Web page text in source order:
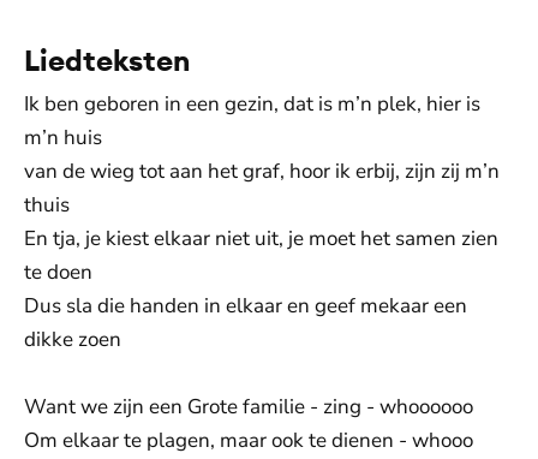
Liedteksten
Ik ben geboren in een gezin, dat is m’n plek, hier is
m’n huis
van de wieg tot aan het graf, hoor ik erbij, zijn zij m’n
thuis
En tja, je kiest elkaar niet uit, je moet het samen zien
te doen
Dus sla die handen in elkaar en geef mekaar een
dikke zoen
Want we zijn een Grote familie - zing - whoooooo
Om elkaar te plagen, maar ook te dienen - whooo